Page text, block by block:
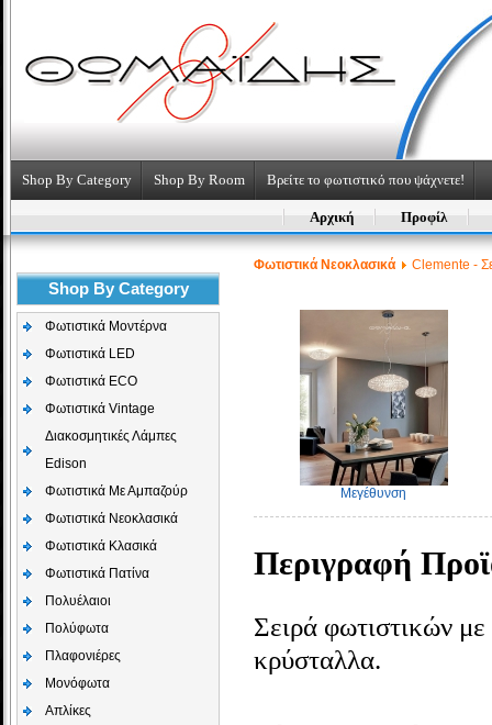
Shop By Category Shop By Room Βρείτε το φωτιστικό που ψάχνετε!
Αρχική Προφίλ
Shop By Category
Φωτιστικά Μοντέρνα
Φωτιστικά LED
Φωτιστικά ECO
Φωτιστικά Vintage
Διακοσμητικές Λάμπες
Edison
Φωτιστικά Με Αμπαζούρ
Φωτιστικά Νεοκλασικά
Φωτιστικά Κλασικά
Φωτιστικά Πατίνα
Πολυέλαιοι
Πολύφωτα
Πλαφονιέρες
Μονόφωτα
Απλίκες
Φωτιστικά Νεοκλασικά Clemente -
Μεγέθυνση
Περιγραφή
Σειρά φωτιστικών
κρύσταλλα.